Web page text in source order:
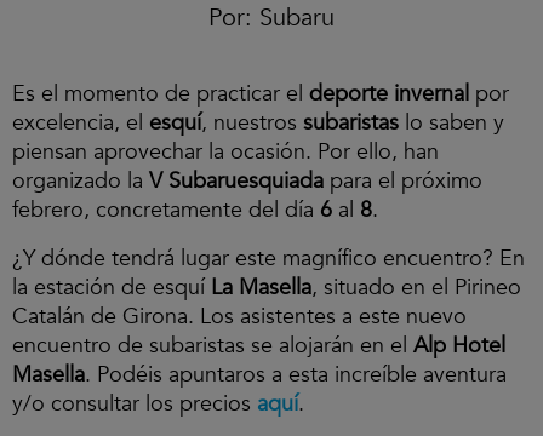
Por: Subaru
Es el momento de practicar el deporte invernal por
excelencia, el esquí, nuestros subaristas lo saben y
piensan aprovechar la ocasión. Por ello, han
organizado la V Subaruesquiada para el próximo
febrero, concretamente del día 6 al 8.
¿Y dónde tendrá lugar este magnífico encuentro? En
la estación de esquí La Masella, situado en el Pirineo
Catalán de Girona. Los asistentes a este nuevo
encuentro de subaristas se alojarán en el Alp Hotel
Masella. Podéis apuntaros a esta increíble aventura
y/o consultar los precios aquí.